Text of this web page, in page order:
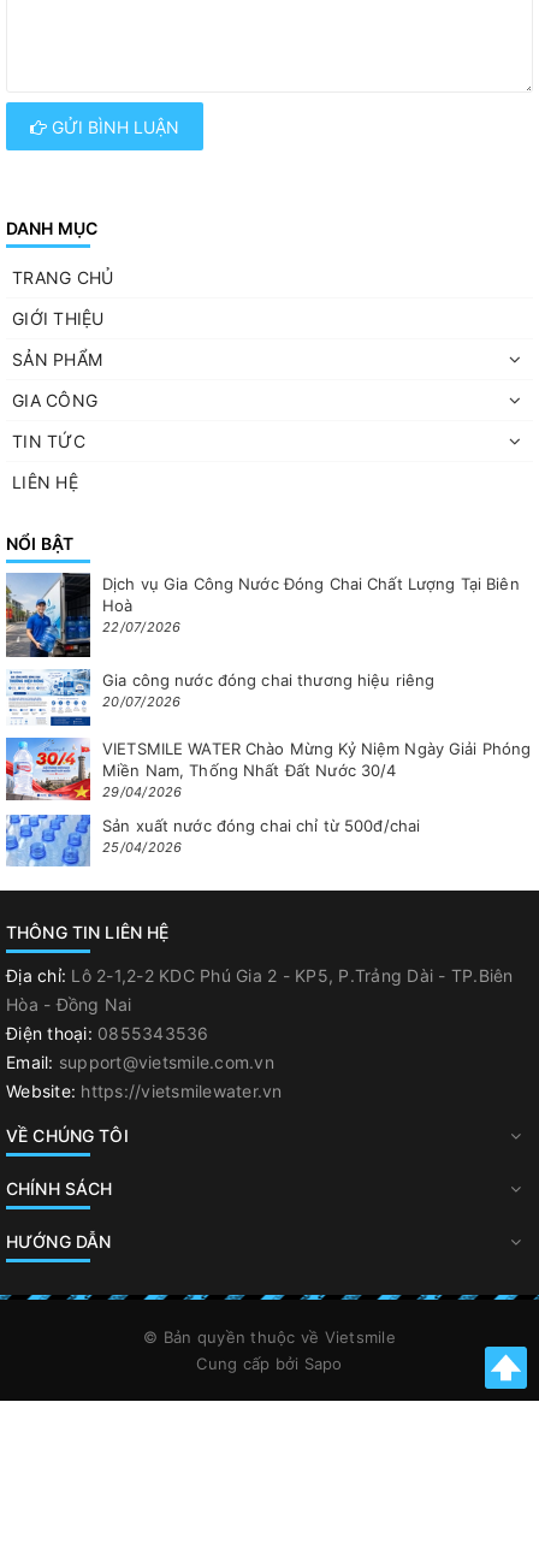
GỬI BÌNH LUẬN
DANH MỤC
TRANG CHỦ
GIỚI THIỆU
SẢN PHẨM
GIA CÔNG
TIN TỨC
LIÊN HỆ
NỔI BẬT
Dịch vụ Gia Công Nước Đóng Chai Chất Lượng Tại Biên
Hoà
22/07/2026
Gia công nước đóng chai thương hiệu riêng
20/07/2026
VIETSMILE WATER Chào Mừng Kỷ Niệm Ngày Giải Phóng
Miền Nam, Thống Nhất Đất Nước 30/4
29/04/2026
Sản xuất nước đóng chai chỉ từ 500đ/chai
25/04/2026
THÔNG TIN LIÊN HỆ
Địa chỉ: Lô 2-1,2-2 KDC Phú Gia 2 - KP5, P.Trảng Dài - TP.Biên
Hòa - Đồng Nai
Điện thoại: 0855343536
Email: support@vietsmile.com.vn
Website: https://vietsmilewater.vn
VỀ CHÚNG TÔI
CHÍNH SÁCH
HƯỚNG DẪN
© Bản quyền thuộc về Vietsmile
Cung cấp bởi Sapo